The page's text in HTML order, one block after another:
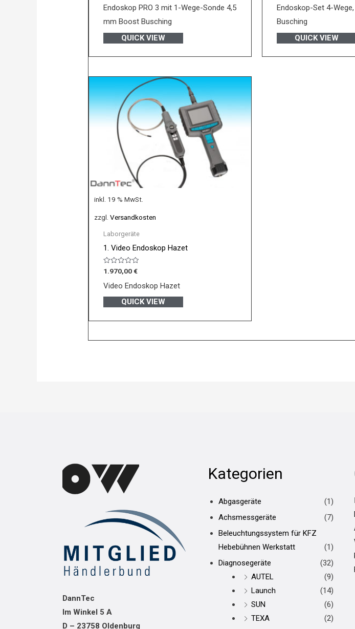
0
von
Endoskop PRO 3 mit 1-Wege-Sonde 4,5
mm Boost Busching
QUICK VIEW
0
von
Endoskop-Set 4-
Busching
QUICK VIEW
inkl. 19 % MwSt.
zzgl.Versandkosten
Laborgeräte
1. Video Endoskop Hazet
Bewertet
0
von
1.970,00 €
Video Endoskop Hazet
QUICK VIEW
DannTec
Im Winkel 5 A
D – 23758 Oldenburg
Kategorien
Abgasgeräte
(1)
Achsmessgeräte
(7)
Beleuchtungssystem für KFZ
Hebebühnen Werkstatt
(1)
Diagnosegeräte
(32)
AUTEL
(9)
Launch
(14)
SUN
(6)
TEXA
(2)